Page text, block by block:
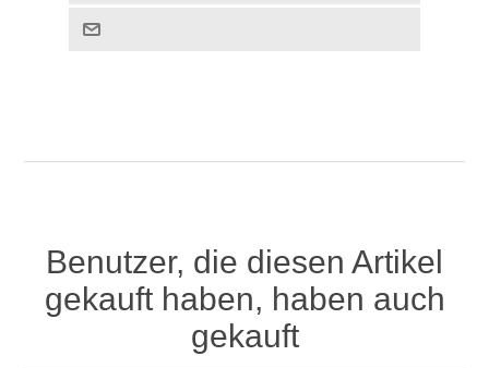
Benutzer, die diesen Artikel
gekauft haben, haben auch
gekauft